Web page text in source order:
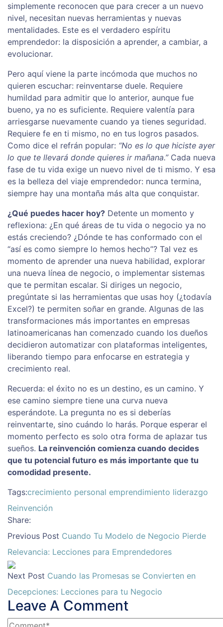
simplemente reconocen que para crecer a un nuevo
nivel, necesitan nuevas herramientas y nuevas
mentalidades. Este es el verdadero espíritu
emprendedor: la disposición a aprender, a cambiar, a
evolucionar.
Pero aquí viene la parte incómoda que muchos no
quieren escuchar: reinventarse duele. Requiere
humildad para admitir que lo anterior, aunque fue
bueno, ya no es suficiente. Requiere valentía para
arriesgarse nuevamente cuando ya tienes seguridad.
Requiere fe en ti mismo, no en tus logros pasados.
Como dice el refrán popular: “No es lo que hiciste ayer
lo que te llevará donde quieres ir mañana.”Cada nueva
fase de tu vida exige un nuevo nivel de ti mismo. Y esa
es la belleza del viaje emprendedor: nunca termina,
siempre hay una montaña más alta que conquistar.
¿Qué puedes hacer hoy? Detente un momento y
reflexiona: ¿En qué áreas de tu vida o negocio ya no
estás creciendo? ¿Dónde te has conformado con el
“así es como siempre lo hemos hecho”? Tal vez es
momento de aprender una nueva habilidad, explorar
una nueva línea de negocio, o implementar sistemas
que te permitan escalar. Si diriges un negocio,
pregúntate si las herramientas que usas hoy (¿todavía
Excel?) te permiten soñar en grande. Algunas de las
transformaciones más importantes en empresas
latinoamericanas han comenzado cuando los dueños
decidieron automatizar con plataformas inteligentes,
liberando tiempo para enfocarse en estrategia y
crecimiento real.
Recuerda: el éxito no es un destino, es un camino. Y
ese camino siempre tiene una curva nueva
esperándote. La pregunta no es si deberías
reinventarte, sino cuándo lo harás. Porque esperar el
momento perfecto es solo otra forma de aplazar tus
sueños. La reinvención comienza cuando decides
que tu potencial futuro es más importante que tu
comodidad presente.
Tags:crecimiento personal emprendimiento liderazgo
Reinvención
Share:
Previous Post Cuando Tu Modelo de Negocio Pierde
Relevancia: Lecciones para Emprendedores
Next Post Cuando las Promesas se Convierten en
Decepciones: Lecciones para tu Negocio
Leave A Comment